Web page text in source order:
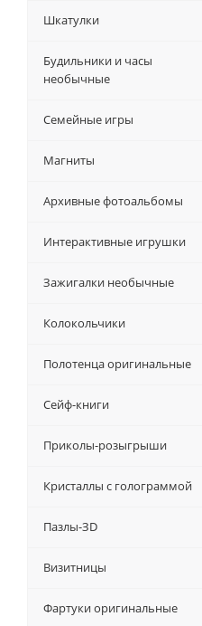
Шкатулки
Будильники и часы
необычные
Семейные игры
Магниты
Архивные фотоальбомы
Интерактивные игрушки
Зажигалки необычные
Колокольчики
Полотенца оригинальные
Сейф-книги
Приколы-розыгрыши
Кристаллы с голограммой
Пазлы-ЗD
Визитницы
Фартуки оригинальные